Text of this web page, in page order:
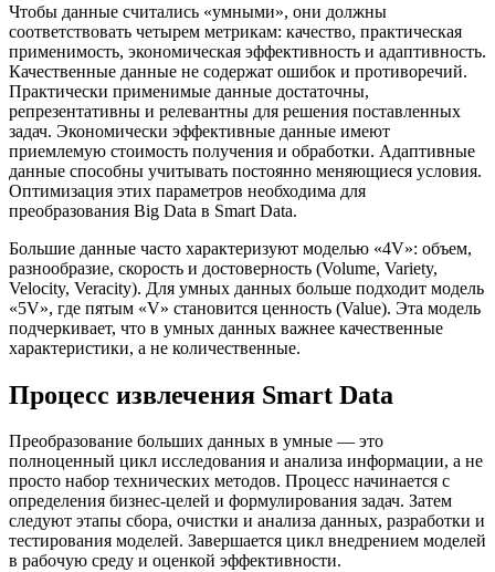
Чтобы данные считались «умными», они должны
соответствовать четырем метрикам: качество, практическая
применимость, экономическая эффективность и адаптивность.
Качественные данные не содержат ошибок и противоречий.
Практически применимые данные достаточны,
репрезентативны и релевантны для решения поставленных
задач. Экономически эффективные данные имеют
приемлемую стоимость получения и обработки. Адаптивные
данные способны учитывать постоянно меняющиеся условия.
Оптимизация этих параметров необходима для
преобразования Big Data в Smart Data.
Большие данные часто характеризуют моделью «4V»: объем,
разнообразие, скорость и достоверность (Volume, Variety,
Velocity, Veracity). Для умных данных больше подходит модель
«5V», где пятым «V» становится ценность (Value). Эта модель
подчеркивает, что в умных данных важнее качественные
характеристики, а не количественные.
Процесс извлечения Smart Data
Преобразование больших данных в умные — это
полноценный цикл исследования и анализа информации, а не
просто набор технических методов. Процесс начинается с
определения бизнес-целей и формулирования задач. Затем
следуют этапы сбора, очистки и анализа данных, разработки и
тестирования моделей. Завершается цикл внедрением моделей
в рабочую среду и оценкой эффективности.